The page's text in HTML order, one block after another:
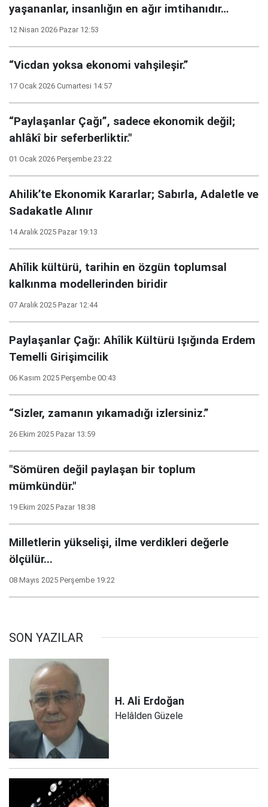
yaşananlar, insanlığın en ağır imtihanıdır…
12 Nisan 2026 Pazar 12:53
“Vicdan yoksa ekonomi vahşileşir.”
17 Ocak 2026 Cumartesi 14:57
“Paylaşanlar Çağı”, sadece ekonomik değil;
ahlâkî bir seferberliktir."
01 Ocak 2026 Perşembe 23:22
Ahilik’te Ekonomik Kararlar; Sabırla, Adaletle ve
Sadakatle Alınır
14 Aralık 2025 Pazar 19:13
Ahîlik kültürü, tarihin en özgün toplumsal
kalkınma modellerinden biridir
07 Aralık 2025 Pazar 12:44
Paylaşanlar Çağı: Ahîlik Kültürü Işığında Erdem
Temelli Girişimcilik
06 Kasım 2025 Perşembe 00:43
“Sizler, zamanın yıkamadığı izlersiniz.”
26 Ekim 2025 Pazar 13:59
"Sömüren değil paylaşan bir toplum
mümkündür."
19 Ekim 2025 Pazar 18:38
Milletlerin yükselişi, ilme verdikleri değerle
ölçülür...
08 Mayıs 2025 Perşembe 19:22
SON YAZILAR
H. Ali Erdoğan
Helâlden Güzele